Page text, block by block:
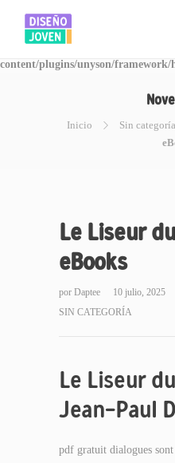
Warning: Invalid argument supplied
/www/disegnojoven.com.ar/htdocs/
content/plugins/unyson/framework/
Inicio Sin categoría
Le Liseur
eBooks
por Daptee
10 julio, 2025
SIN CATEGORÍA
Le Liseur
Jean-Paul
pdf gratuit dialogues